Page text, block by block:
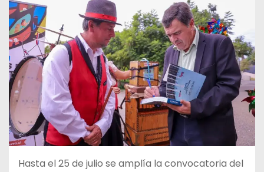
Hasta el 25 de julio se amplía la convocatoria del